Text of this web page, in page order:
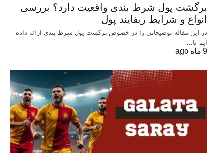
برگشت پول شرط بندی واقعیت دارد؟ بررسی
انواع و شرایط ریفایند پول
در این مقاله توضیحاتی را در خصوص برگشت پول شرط بندی ارائه داده
ایم تا…
9 ماه ago